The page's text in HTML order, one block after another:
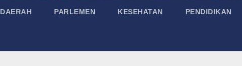
DAERAH PARLEMEN KESEHATAN PENDIDIKAN